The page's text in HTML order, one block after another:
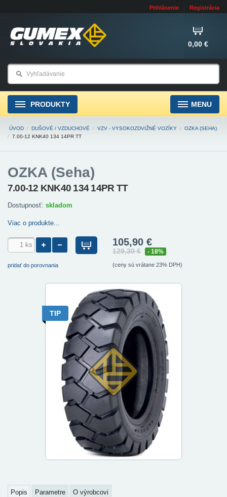
Prihlásenie Registrácia
0,00 €
PRODUKTY MENU
ÚVOD / DUŠOVÉ / VZDUCHOVÉ / VZV - VYSOKOZDVIŽNÉ VOZÍKY / OZKA (SEHA)
/ 7.00-12 KNK40 134 14PR TT
OZKA (Seha)
7.00-12 KNK40 134 14PR TT
Dostupnosť: skladom
Viac o produkte...
pridať do porovnania
105,90 €
129,30 € - 18%
(ceny sú vrátane 23% DPH)
TIP
Popis Parametre O výrobcovi